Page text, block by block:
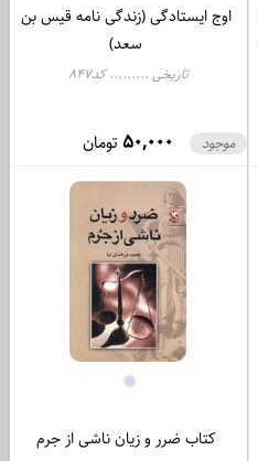
اوج ایستادگی (زندگی نامه قیس بن
سعد)
تاریخی ......... کد847
50,000 تومان موجود
کتاب ضرر و زیان ناشی از جرم